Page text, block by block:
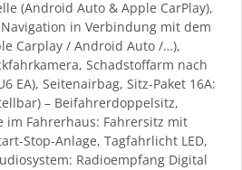
(Android Auto & Apple CarPlay),
in Verbindung mit dem
Carplay / Android Auto /…),
Schadstoffarm nach
EA), Seitenairbag, Sitz-Paket 16A:
– Beifahrerdoppelsitz,
im Fahrerhaus: Fahrersitz mit
Stop-Anlage, Tagfahrlicht LED,
Radioempfang Digital